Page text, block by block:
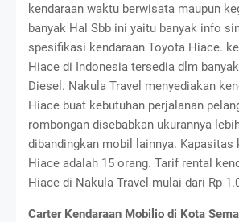
kendaraan waktu berwisata maupun
banyak Hal Sbb ini yaitu banyak info
spesifikasi kendaraan Toyota Hiace.
Hiace di Indonesia tersedia dlm
Diesel. Nakula Travel menyediakan
Hiace buat kebutuhan perjalanan
rombongan disebabkan ukurannya
dibandingkan mobil lainnya. Kapasitas
Hiace adalah 15 orang. Tarif rental
Hiace di Nakula Travel mulai dari Rp
Carter Kendaraan Mobilio di Kota